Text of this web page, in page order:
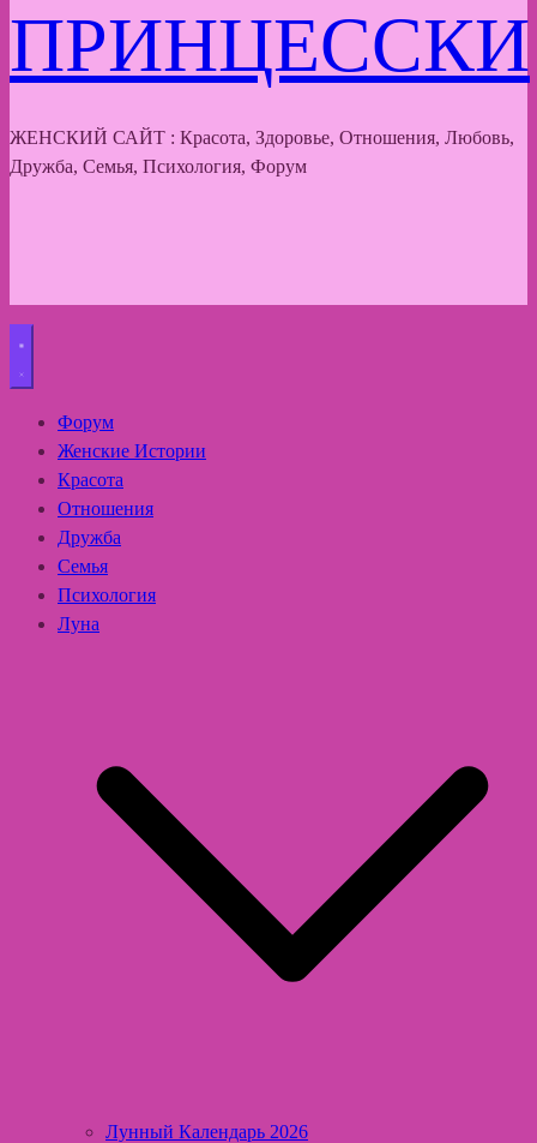
ПРИНЦЕССКИ
ЖЕНСКИЙ САЙТ : Красота, Здоровье, Отношения, Любовь,
Дружба, Семья, Психология, Форум
Форум
Женские Истории
Красота
Отношения
Дружба
Семья
Психология
Луна
Лунный Календарь 2026